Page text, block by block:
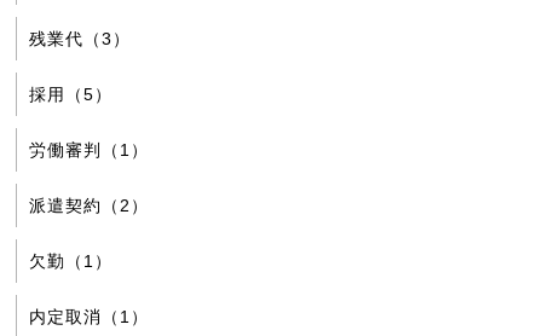
残業代（3）
採用（5）
労働審判（1）
派遣契約（2）
欠勤（1）
内定取消（1）